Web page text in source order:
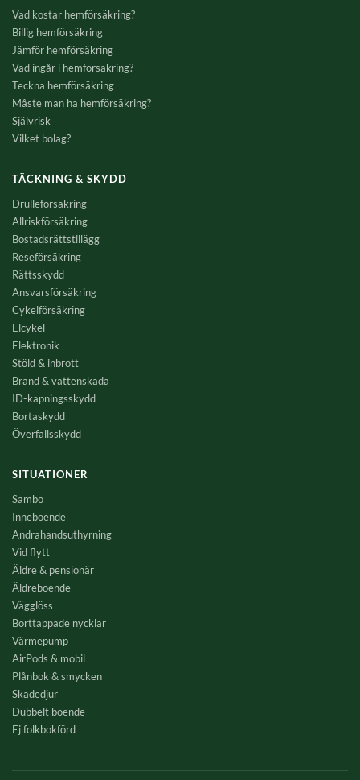
Vad kostar hemförsäkring?
Billig hemförsäkring
Jämför hemförsäkring
Vad ingår i hemförsäkring?
Teckna hemförsäkring
Måste man ha hemförsäkring?
Självrisk
Vilket bolag?
TÄCKNING & SKYDD
Drulleförsäkring
Allriskförsäkring
Bostadsrättstillägg
Reseförsäkring
Rättsskydd
Ansvarsförsäkring
Cykelförsäkring
Elcykel
Elektronik
Stöld & inbrott
Brand & vattenskada
ID-kapningsskydd
Bortaskydd
Överfallsskydd
SITUATIONER
Sambo
Inneboende
Andrahandsuthyrning
Vid flytt
Äldre & pensionär
Äldreboende
Vägglöss
Borttappade nycklar
Värmepump
AirPods & mobil
Plånbok & smycken
Skadedjur
Dubbelt boende
Ej folkbokförd